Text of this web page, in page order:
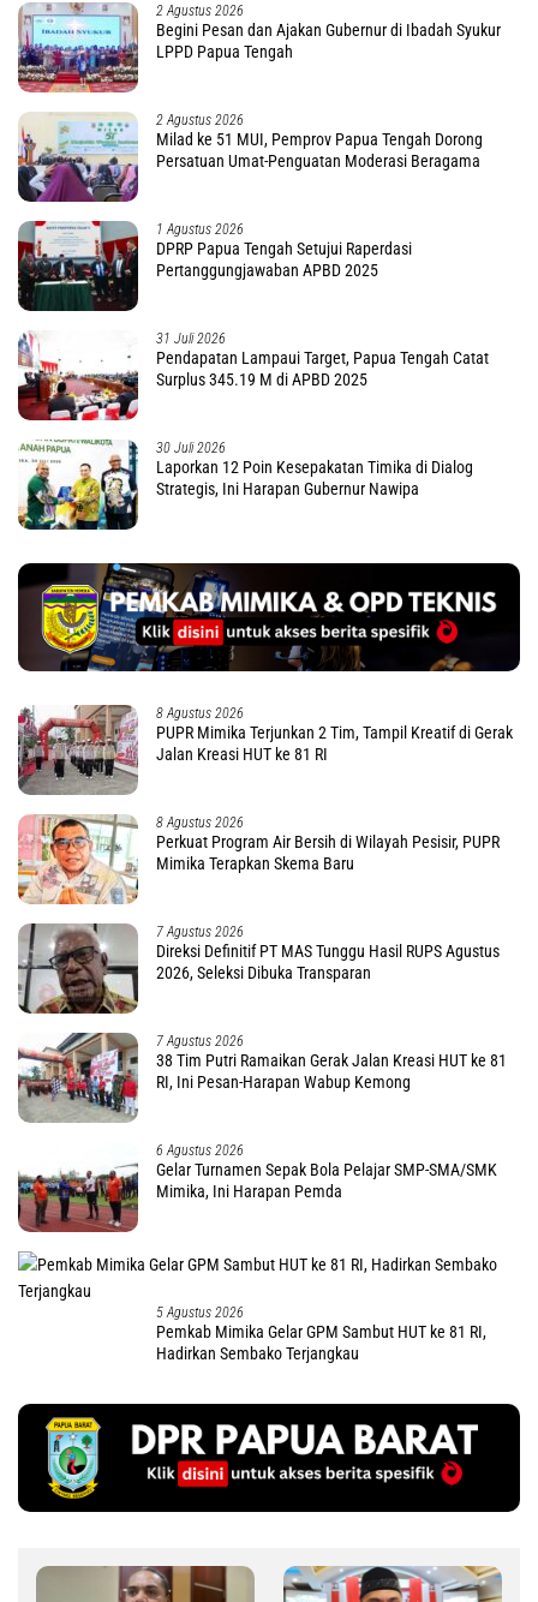
2 Agustus 2026
Begini Pesan dan Ajakan Gubernur di Ibadah Syukur
LPPD Papua Tengah
2 Agustus 2026
Milad ke 51 MUI, Pemprov Papua Tengah Dorong
Persatuan Umat-Penguatan Moderasi Beragama
1 Agustus 2026
DPRP Papua Tengah Setujui Raperdasi
Pertanggungjawaban APBD 2025
31 Juli 2026
Pendapatan Lampaui Target, Papua Tengah Catat
Surplus 345.19 M di APBD 2025
30 Juli 2026
Laporkan 12 Poin Kesepakatan Timika di Dialog
Strategis, Ini Harapan Gubernur Nawipa
8 Agustus 2026
PUPR Mimika Terjunkan 2 Tim, Tampil Kreatif di Gerak
Jalan Kreasi HUT ke 81 RI
8 Agustus 2026
Perkuat Program Air Bersih di Wilayah Pesisir, PUPR
Mimika Terapkan Skema Baru
7 Agustus 2026
Direksi Definitif PT MAS Tunggu Hasil RUPS Agustus
2026, Seleksi Dibuka Transparan
7 Agustus 2026
38 Tim Putri Ramaikan Gerak Jalan Kreasi HUT ke 81
RI, Ini Pesan-Harapan Wabup Kemong
6 Agustus 2026
Gelar Turnamen Sepak Bola Pelajar SMP-SMA/SMK
Mimika, Ini Harapan Pemda
5 Agustus 2026
Pemkab Mimika Gelar GPM Sambut HUT ke 81 RI,
Hadirkan Sembako Terjangkau